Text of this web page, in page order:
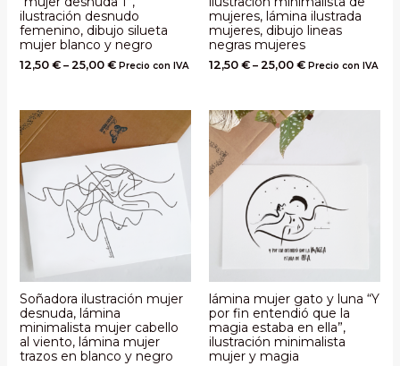
ilustración desnudo
femenino, dibujo silueta
mujer blanco y negro
12,50 €– 25,00 € Precio con IVA
mujeres, lámina ilustrada
mujeres, dibujo lineas
negras mujeres
12,50 € – 25,00 € Precio con IVA
Soñadora ilustración mujer
desnuda, lámina
minimalista mujer cabello
al viento, lámina mujer
trazos en blanco y negro
lámina mujer gato y luna “Y
por fin entendió que la
magia estaba en ella”,
ilustración minimalista
mujer y magia